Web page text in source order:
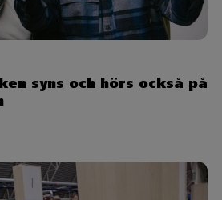
syns och hörs också på